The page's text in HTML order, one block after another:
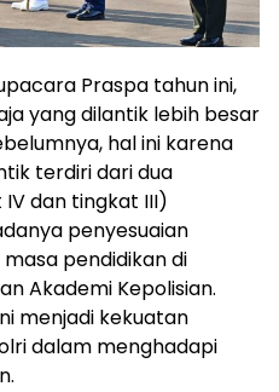
Praspa tahun ini,
yang dilantik lebih besar
hal ini karena
terdiri dari dua
dan tingkat III)
penyesuaian
pendidikan di
Akademi Kepolisian.
menjadi kekuatan
dalam menghadapi